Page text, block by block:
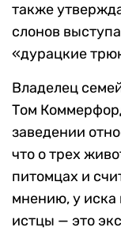
также
слонов
«дурацкие
Владелец
Том
заведении
что о трех
питомцах и
мнению, у иска
истцы — это